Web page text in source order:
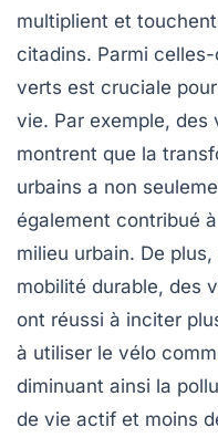
multiplient et
citadins. Parmi celles-
verts est cruciale
vie. Par exemple, des
montrent que la
urbains a non
également contribué
milieu urbain. De
mobilité durable, des
ont réussi à inciter
à utiliser le vélo
diminuant ainsi la
de vie actif et moins